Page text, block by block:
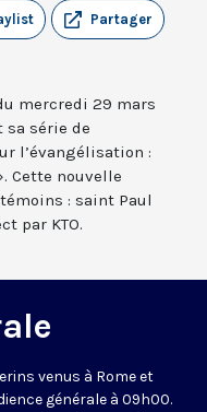
Partager
mercredi 29 mars
sa série de
l’évangélisation :
Cette nouvelle
: saint Paul
par KTO.
venus à Rome et
générale à 09h00.